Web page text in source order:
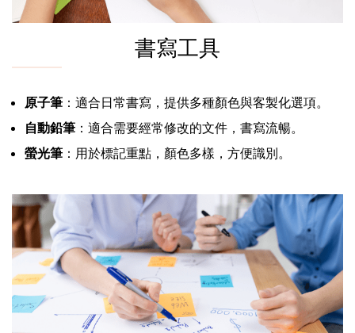
書寫工具
原子筆 ：適合日常書寫，提供多種顏色與客製化選項。
自動鉛筆 ：適合需要經常修改的文件，書寫流暢。
螢光筆 ：用於標記重點，顏色多樣，方便識別。